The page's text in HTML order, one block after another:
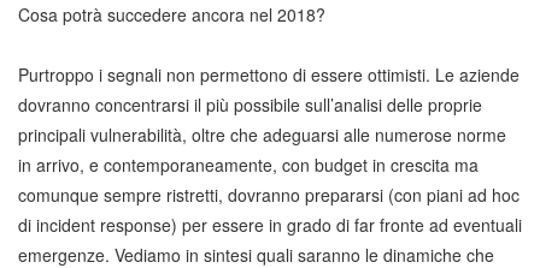
Cosa potrà succedere ancora nel 2018?
Purtroppo i segnali non permettono di essere ottimisti. Le aziende
dovranno concentrarsi il più possibile sull’analisi delle proprie
principali vulnerabilità, oltre che adeguarsi alle numerose norme
in arrivo, e contemporaneamente, con budget in crescita ma
comunque sempre ristretti, dovranno prepararsi (con piani ad hoc
di incident response) per essere in grado di far fronte ad eventuali
emergenze. Vediamo in sintesi quali saranno le dinamiche che